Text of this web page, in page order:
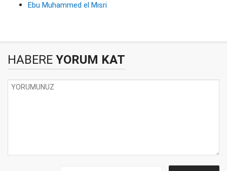
Ebu Muhammed el Mısri
HABERE YORUM KAT